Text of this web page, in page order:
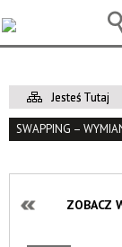
Jesteś Tutaj
SWAPPING –
ZOBACZ